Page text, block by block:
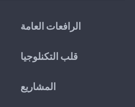
الرافعات العامة
قلب التكنلوجيا
المشاريع